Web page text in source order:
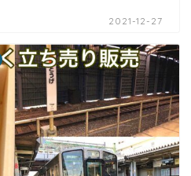
2021-12-27